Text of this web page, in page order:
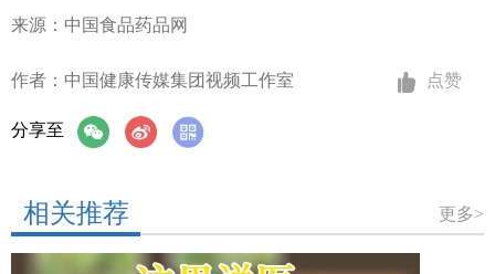
来源：中国食品药品网
作者：中国健康传媒集团视频工作室 点赞
分享至
相关推荐 更多>